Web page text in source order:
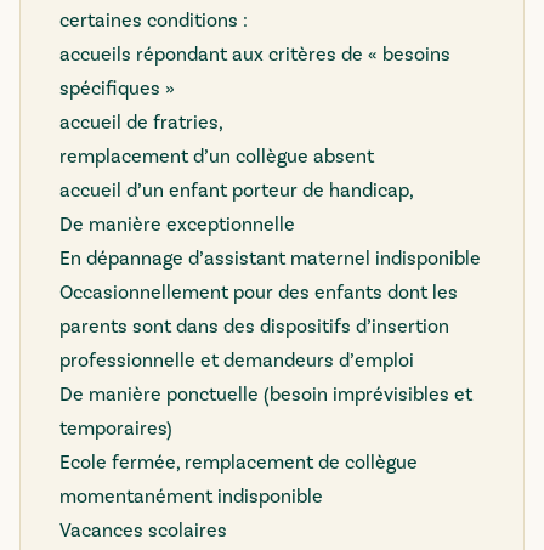
certaines conditions :
accueils répondant aux critères de « besoins
spécifiques »
accueil de fratries,
remplacement d’un collègue absent
accueil d’un enfant porteur de handicap,
De manière exceptionnelle
En dépannage d’assistant maternel indisponible
Occasionnellement pour des enfants dont les
parents sont dans des dispositifs d’insertion
professionnelle et demandeurs d’emploi
De manière ponctuelle (besoin imprévisibles et
temporaires)
Ecole fermée, remplacement de collègue
momentanément indisponible
Vacances scolaires